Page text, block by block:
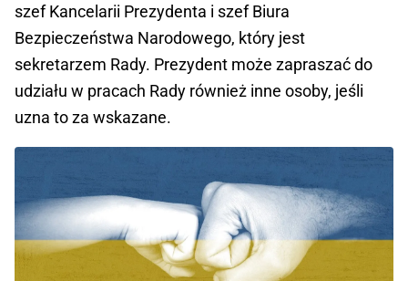
szef Kancelarii Prezydenta i szef Biura
Bezpieczeństwa Narodowego, który jest
sekretarzem Rady. Prezydent może zapraszać do
udziału w pracach Rady również inne osoby, jeśli
uzna to za wskazane.